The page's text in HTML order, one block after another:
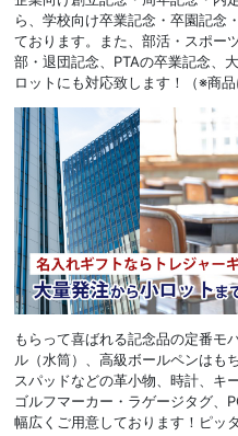
ら、学校向け卒業記念・卒園記念
ております。また、部活・スポー
部・退団記念、PTAの卒業記念、
ロットにも対応致します！（※商
もらって喜ばれる記念品の定番モ
ル（水筒）、高級ボールペンはも
スパッドなどの革小物、時計、キ
ゴルフマーカー・ラゲージタグ、
幅広くご用意しております！ピッ